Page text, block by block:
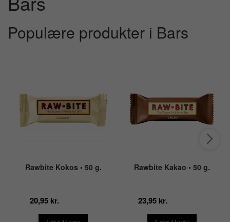
Populære produkter i Bars
Rawbite Kokos • 50 g.
20,95 kr.
Rawbite Kakao • 50 g.
23,95 kr.